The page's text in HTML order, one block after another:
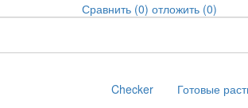
Сравнить (0) отложить (0)
Checker Готовые